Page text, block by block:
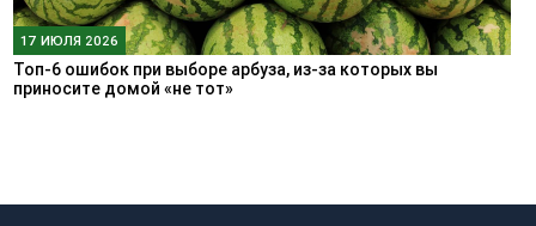
17 ИЮЛЯ 2026
Топ-6 ошибок при выборе арбуза, из-за которых вы
приносите домой «не тот»